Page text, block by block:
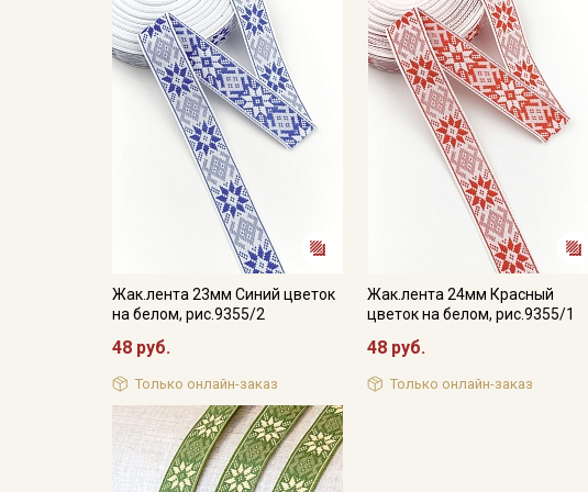
Жак.лента 23мм Синий цветок
на белом, рис.9355/2
48 руб.
Только онлайн-заказ
Жак.лента 24мм Красный
цветок на белом, рис.9355/1
48 руб.
Только онлайн-заказ